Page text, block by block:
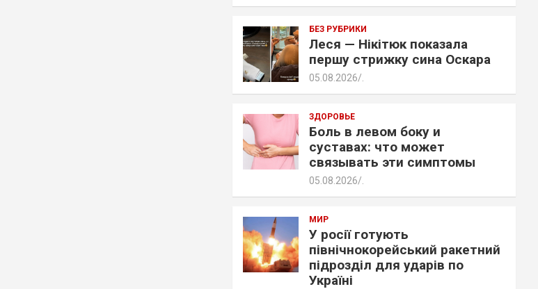
БЕЗ РУБРИКИ
Леся — Нікітюк показала
першу стрижку сина Оскара
05.08.2026
ЗДОРОВЬЕ
Боль в левом боку и
суставах: что может
связывать эти симптомы
05.08.2026
МИР
У росії готують
північнокорейський ракетний
підрозділ для ударів по
Україні